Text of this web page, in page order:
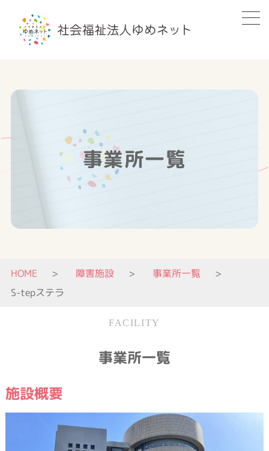
事業所一覧
HOME 障害施設
事業所一覧
S-tepステラ
FACILITY
事業所一覧
施設概要